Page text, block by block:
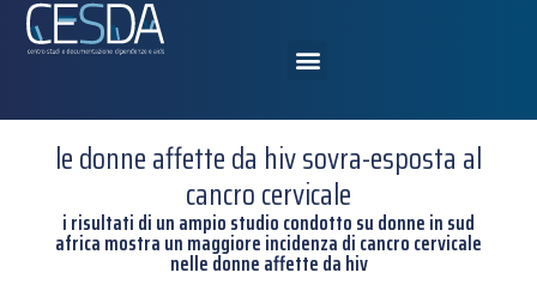
le donne affette da hiv sovra-esposta al
cancro cervicale
i risultati di un ampio studio condotto su donne in sud
africa mostra un maggiore incidenza di cancro cervicale
nelle donne affette da hiv